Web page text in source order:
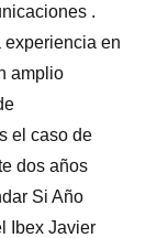
.
experiencia en
amplio
el caso de
dos años
Si Año
Ibex Javier